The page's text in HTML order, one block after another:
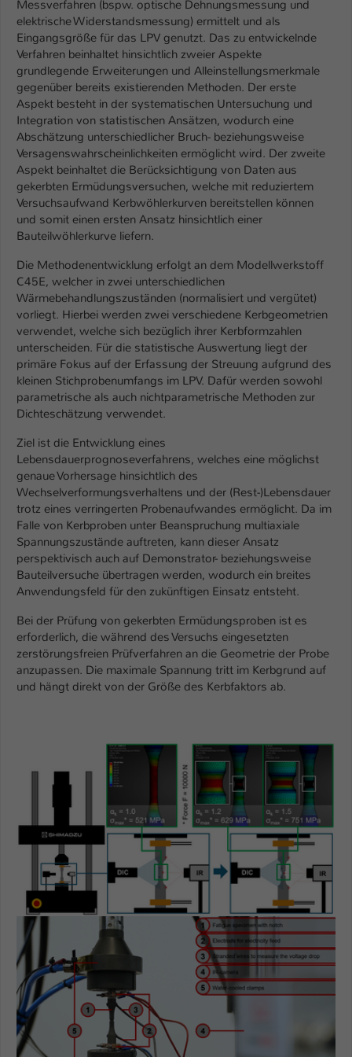
Messverfahren (bspw. optische Dehnungsmessung und
elektrische Widerstandsmessung) ermittelt und als
Eingangsgröße für das LPV genutzt. Das zu entwickelnde
Verfahren beinhaltet hinsichtlich zweier Aspekte
grundlegende Erweiterungen und Alleinstellungsmerkmale
gegenüber bereits existierenden Methoden. Der erste
Aspekt besteht in der systematischen Untersuchung und
Integration von statistischen Ansätzen, wodurch eine
Abschätzung unterschiedlicher Bruch- beziehungsweise
Versagenswahrscheinlichkeiten ermöglicht wird. Der zweite
Aspekt beinhaltet die Berücksichtigung von Daten aus
gekerbten Ermüdungsversuchen, welche mit reduziertem
Versuchsaufwand Kerbwöhlerkurven bereitstellen können
und somit einen ersten Ansatz hinsichtlich einer
Bauteilwöhlerkurve liefern.
Die Methodenentwicklung erfolgt an dem Modellwerkstoff
C45E, welcher in zwei unterschiedlichen
Wärmebehandlungszuständen (normalisiert und vergütet)
vorliegt. Hierbei werden zwei verschiedene Kerbgeometrien
verwendet, welche sich bezüglich ihrer Kerbformzahlen
unterscheiden. Für die statistische Auswertung liegt der
primäre Fokus auf der Erfassung der Streuung aufgrund des
kleinen Stichprobenumfangs im LPV. Dafür werden sowohl
parametrische als auch nichtparametrische Methoden zur
Dichteschätzung verwendet.
Ziel ist die Entwicklung eines
Lebensdauerprognoseverfahrens, welches eine möglichst
genaue Vorhersage hinsichtlich des
Wechselverformungsverhaltens und der (Rest-)Lebensdauer
trotz eines verringerten Probenaufwandes ermöglicht. Da im
Falle von Kerbproben unter Beanspruchung multiaxiale
Spannungszustände auftreten, kann dieser Ansatz
perspektivisch auch auf Demonstrator- beziehungsweise
Bauteilversuche übertragen werden, wodurch ein breites
Anwendungsfeld für den zukünftigen Einsatz entsteht.
Bei der Prüfung von gekerbten Ermüdungsproben ist es
erforderlich, die während des Versuchs eingesetzten
zerstörungsfreien Prüfverfahren an die Geometrie der Probe
anzupassen. Die maximale Spannung tritt im Kerbgrund auf
und hängt direkt von der Größe des Kerbfaktors ab.
Zweck
Einstellungen. Unter anderem eine zufällig
generierte ID, für die historische
Speicherung Ihrer vorgenommen
Einstellungen, falls der Webseiten-
Betreiber dies eingestellt hat.
Name fe_typo_user / PHPSESSID
Anbieter TYPO3
Laufzeit 1 Woche
Zweck
Dieses Cookie ist ein Standard-Session-
Cookie von TYPO3. Es speichert im Fall
eines Intranet-Logins die Session-ID. So
kann der eingeloggte Benutzer
wiedererkannt werden und es wird ihm
Zugang zu geschützten Bereichen
gewährt.
Name be_typo_user
Anbieter TYPO3
Laufzeit 1 Tag
Zweck
Dieser Cookie teilt der Webseite mit, ob
ein Besucher im Typo3-Backend
angemeldet ist und Rechte besitzt diese
zu verwalten.